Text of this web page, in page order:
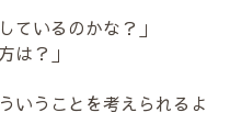
ているのかな？」
は？」
いうことを考えられるよ